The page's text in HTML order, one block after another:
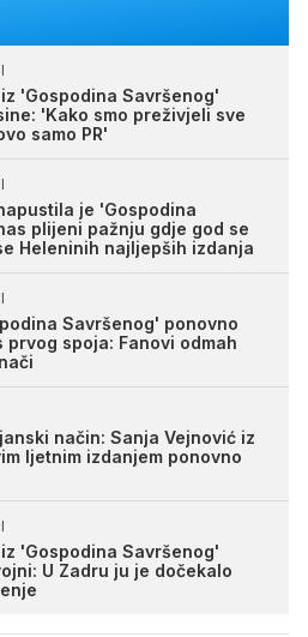
'Gospodina Savršenog'
'Kako smo preživjeli sve
samo PR'
je 'Gospodina
plijeni pažnju gdje god se
Heleninih najljepših izdanja
Savršenog' ponovno
spoja: Fanovi odmah
način: Sanja Vejnović iz
ljetnim izdanjem ponovno
'Gospodina Savršenog'
U Zadru ju je dočekalo